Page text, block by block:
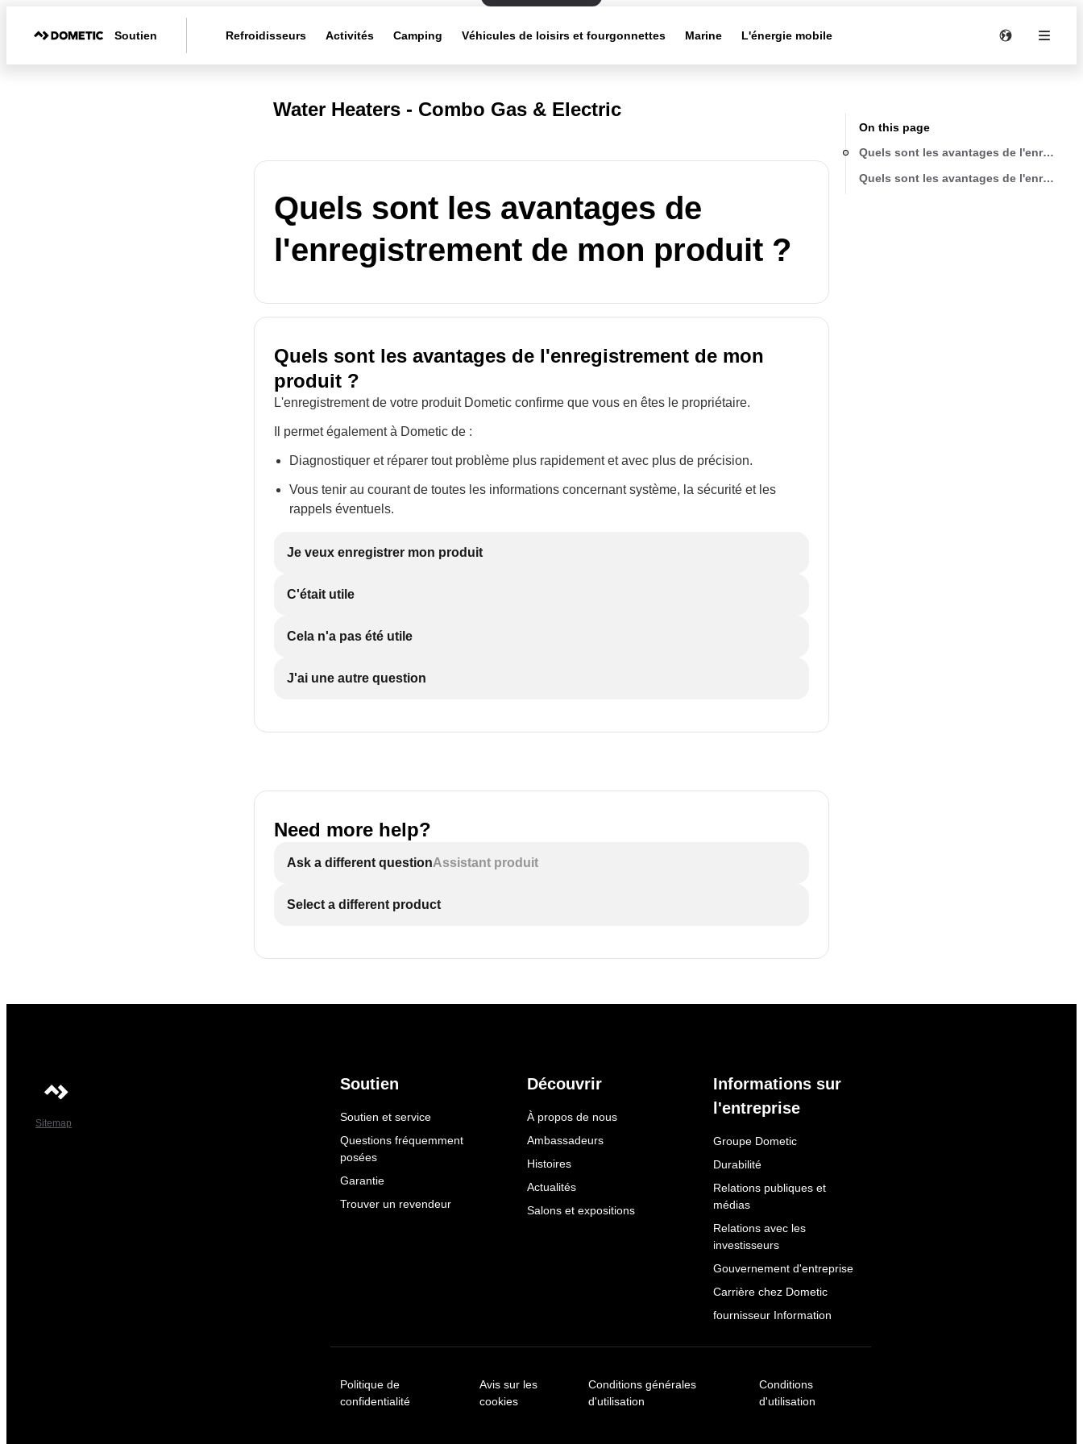
Soutien Refroidisseurs Activités Camping Véhicules de loisirs et fourgonnettes Marine L'énergie mobile
Water Heaters - Combo Gas & Electric
Quels sont les avantages de
l'enregistrement de mon produit ?
Quels sont les avantages de l'enregistrement de mon
produit ?
L'enregistrement de votre produit Dometic confirme que vous en êtes le propriétaire.
Il permet également à Dometic de :
Diagnostiquer et réparer tout problème plus rapidement et avec plus de précision.
Vous tenir au courant de toutes les informations concernant système, la sécurité et les
rappels éventuels.
Je veux enregistrer mon produit
C'était utile
Cela n'a pas été utile
J'ai une autre question
Need more help?
Ask a different questionAssistant produit
Select a different product
On this page
Quels sont les avantages de
Quels sont les avantages de
Sitemap
Soutien
Soutien et service
Questions fréquemment
posées
Garantie
Trouver un revendeur
Découvrir
À propos de nous
Ambassadeurs
Histoires
Actualités
Salons et expositions
Informations sur
l'entreprise
Groupe Dometic
Durabilité
Relations publiques et
médias
Relations avec les
investisseurs
Gouvernement d'entreprise
Carrière chez Dometic
fournisseur Information
Politique de
confidentialité
Avis sur les
cookies
Conditions générales
d'utilisation
Conditions
d'utilisation